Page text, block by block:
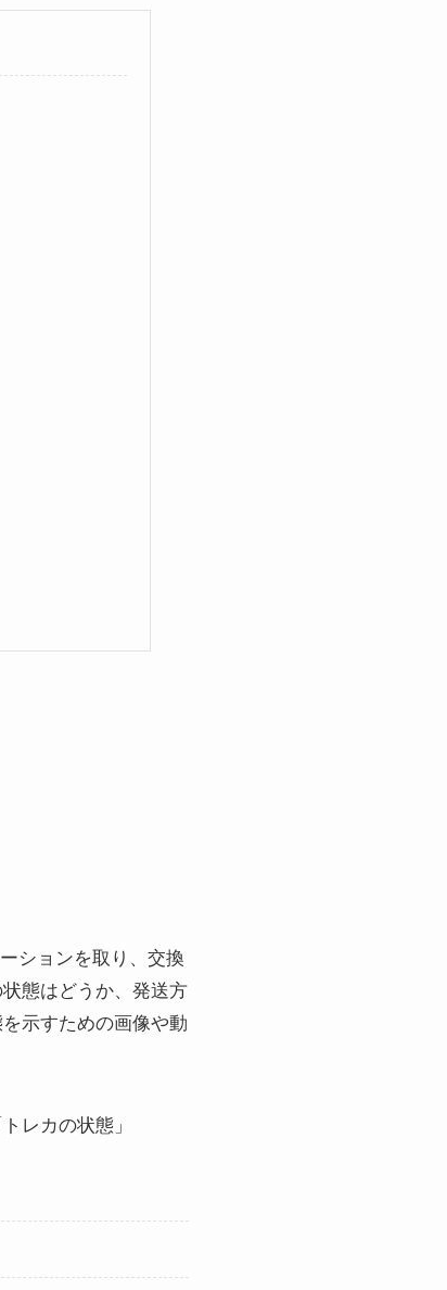
ションを取り、交換
態はどうか、発送方
示すための画像や動
レカの状態」